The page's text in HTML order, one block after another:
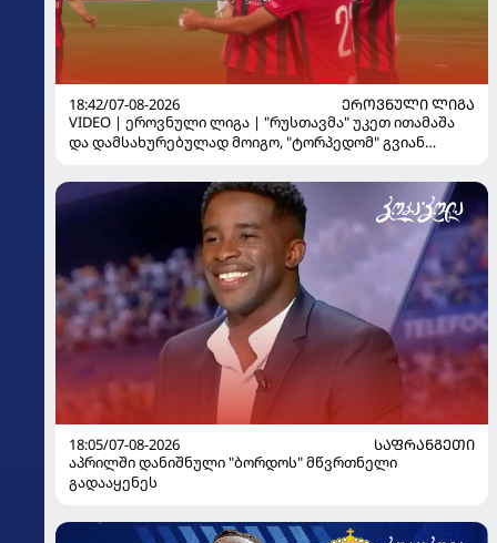
18:42/07-08-2026
ᲔᲠᲝᲕᲜᲣᲚᲘ ᲚᲘᲒᲐ
VIDEO | ეროვნული ლიგა | "რუსთავმა" უკეთ ითამაშა
და დამსახურებულად მოიგო, "ტორპედომ" გვიან
18:05/07-08-2026
ᲡᲐᲤᲠᲐᲜᲒᲔᲗᲘ
აპრილში დანიშნული "ბორდოს" მწვრთნელი
გადააყენეს